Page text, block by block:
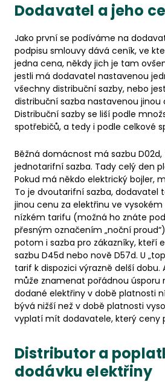
Dodavatel a jeho
Jako první se podíváme na
podpisu smlouvy dává ceník, ve
jedna cena, někdy jich je tam
jestli má dodavatel nastavenou
všechny distribuční sazby, nebo
distribuční sazba nastavenou jinou
Distribuční sazby se liší podle
spotřebičů, a tedy i podle celkové
Běžná domácnost má sazbu
jednotarifní sazba. Tady celý den
Pokud má někdo elektrický bojler,
To je dvoutarifní sazba, dodavatel
jinou cenu za elektřinu ve
nízkém tarifu (možná ho znáte
přesným označením „noční
potom i sazba pro zákazníky, kteří
sazbu D45d nebo nově D57d. U
tarif k dispozici výrazně delší dobu.
může znamenat pořádnou úsporu
dodané elektřiny v době platnosti
bývá nižší než v době platnosti
vyplatí mít dodavatele, který ceny
Distributor a
dodávku elektřiny